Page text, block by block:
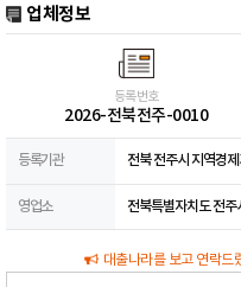
업체정보
등록번호
2026-전북전주-0010
등록기관 전북 전주시 지역경
영업소 전북특별자치도 전
대출나라를 보고 연락드